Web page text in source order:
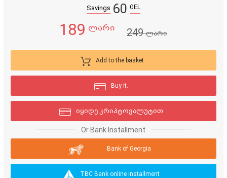
Savings 60 GEL
189 ლარი 249ლარი
Add to the basket
Buy it.
იყიდე კრიპტოვალუტით
Or Bank Installment
Bank of Georgia
TBC Bank online installment